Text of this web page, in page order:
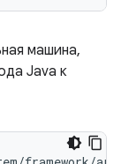
машина,
Java к